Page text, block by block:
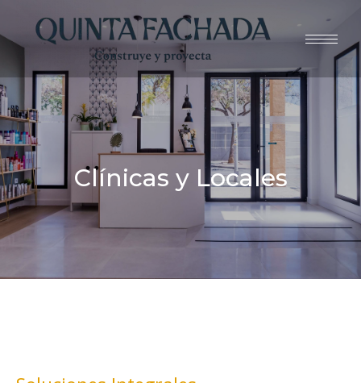
Clínicas y Locales
You are here: